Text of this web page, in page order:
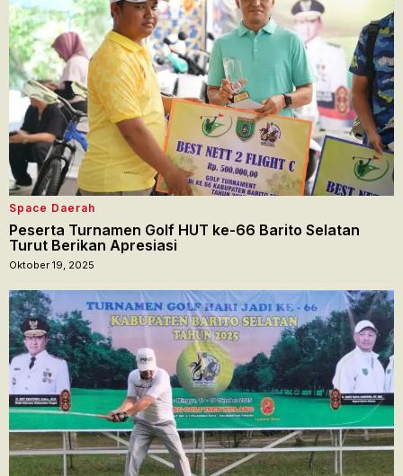
Space Daerah
Peserta Turnamen Golf HUT ke-66 Barito Selatan
Turut Berikan Apresiasi
Oktober 19, 2025